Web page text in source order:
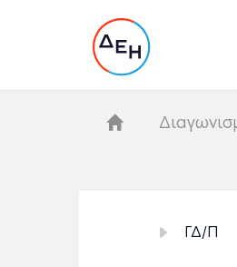
ΓΔ/Π